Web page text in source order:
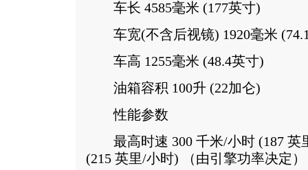
车长 4585毫米 (177英寸)
车宽(不含后视镜) 1920毫米
车高 1255毫米 (48.4英寸)
油箱容积 100升 (22加仑)
性能参数
最高时速 300 千米/小时 (187 英
(215 英里/小时) （由引擎功率决定）